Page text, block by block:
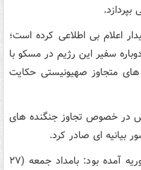
اعلام بی اطلاعی کرده است؛
سفیر این رژیم در مسکو با
متجاوز صهیونیستی حکایت
ارتش سوریه ۲ روز پیش در خصوص تجاوز جنگنده های
بیانیه ای صادر کرد.
بر اساس این گزارش، در بیانیه ارتش سوریه آمده بود: بامداد جمعه (۲۷